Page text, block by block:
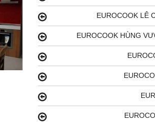
EUROCOOK LÊ
EUROCOOK HÙNG